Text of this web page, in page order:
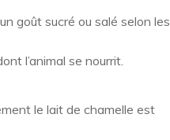
goût sucré ou salé selon les
l’animal se nourrit.
le lait de chamelle est